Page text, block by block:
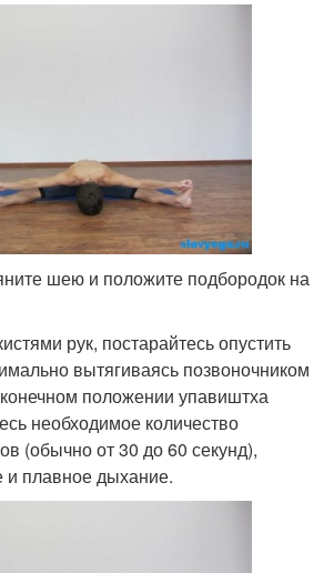
шею и положите подбородок на
рук, постарайтесь опустить
вытягиваясь позвоночником
положении упавиштха
необходимое количество
(обычно от 30 до 60 секунд),
и плавное дыхание.